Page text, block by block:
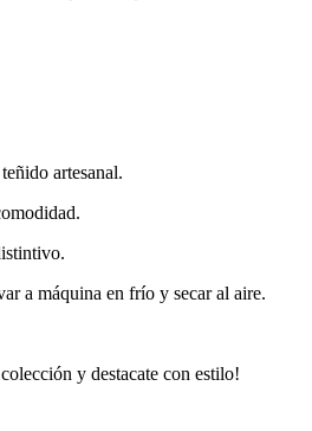
artesanal.
a máquina en frío y secar al aire.
y destacate con estilo!